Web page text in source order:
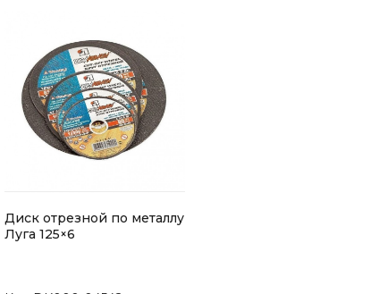
Диск отрезной по металлу
Луга 125×6